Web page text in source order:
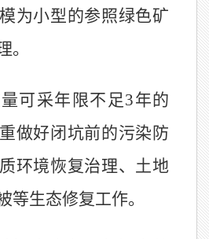
为小型的参照绿色矿
。
可采年限不足3年的
做好闭坑前的污染防
环境恢复治理、土地
等生态修复工作。